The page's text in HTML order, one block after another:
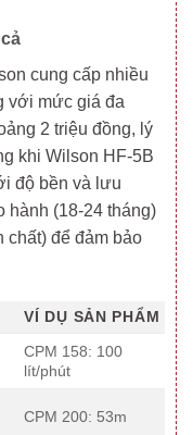
cung cấp nhiều
với mức giá đa
2 triệu đồng, lý
khi Wilson HF-5B
độ bền và lưu
hành (18-24 tháng)
chất) để đảm bảo
VÍ DỤ SẢN PHẨM
CPM 158: 100
lít/phút
CPM 200: 53m